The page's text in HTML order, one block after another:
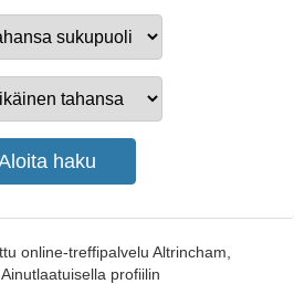
online-treffipalvelu Altrincham,
profiilin